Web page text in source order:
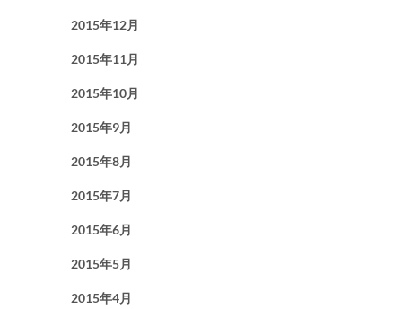
2015年12月
2015年11月
2015年10月
2015年9月
2015年8月
2015年7月
2015年6月
2015年5月
2015年4月